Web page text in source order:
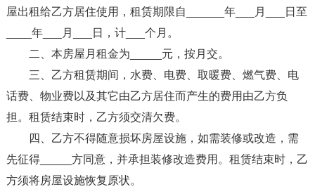
屋出租给乙方居住使用，租赁期限自______年___月___日至
____年___月___日，计___个月。
二、本房屋月租金为_____元，按月交。
三、乙方租赁期间，水费、电费、取暖费、燃气费、电
话费、物业费以及其它由乙方居住而产生的费用由乙方负
担。租赁结束时，乙方须交清欠费。
四、乙方不得随意损坏房屋设施，如需装修或改造，需
先征得_____方同意，并承担装修改造费用。租赁结束时，乙
方须将房屋设施恢复原状。